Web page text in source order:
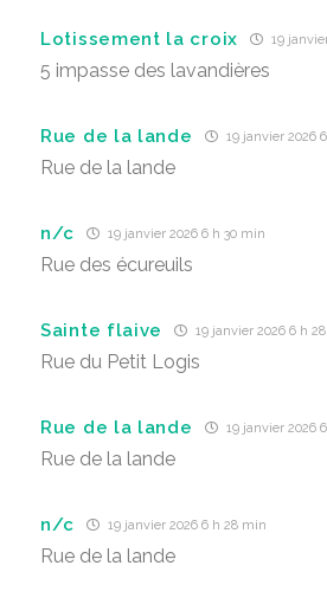
Lotissement la croix 19
5 impasse des lavandières
Rue de la lande 19 janvier 2026
Rue de la lande
n/c 19 janvier 2026 6 h 30 min
Rue des écureuils
Sainte flaive 19 janvier 2026 6 h
Rue du Petit Logis
Rue de la lande 19 janvier 2026
Rue de la lande
n/c 19 janvier 2026 6 h 28 min
Rue de la lande